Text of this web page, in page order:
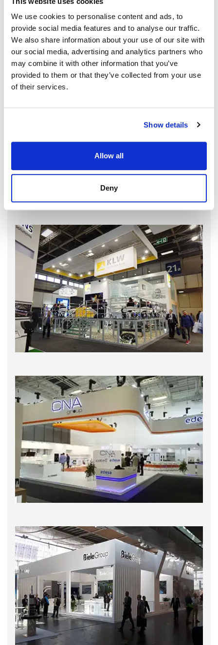
We use cookies to personalise content and ads, to
provide social media features and to analyse our traffic.
We also share information about your use of our site with
our social media, advertising and analytics partners who
may combine it with other information that you’ve
provided to them or that they’ve collected from your use
of their services.
Show details
Allow all
Deny